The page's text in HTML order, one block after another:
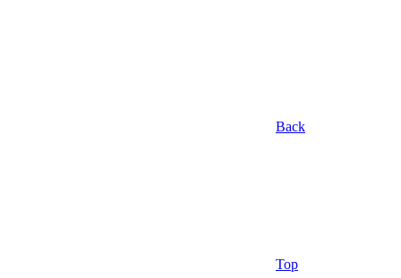
Back
Top